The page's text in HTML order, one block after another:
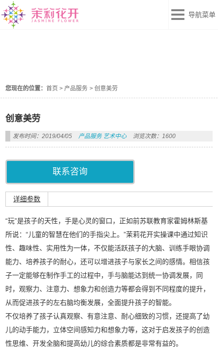
导航菜单
您现在的位置：首页 > 产品服务 >创意美劳
创意美劳
发布时间：2019/04/05 产品服务 艺术中心 浏览次数：1600
联系咨询
详细参数
“玩”是孩子的天性，手是心灵的窗口，正如前苏联教育家霍姆林斯基
所说：“儿童的智慧在他们的手指尖上。”茉莉花开实操课中通过知识
性、趣味性、实用性为一体，不仅能活跃孩子的大脑、训练手眼协调
能力、培养孩子的耐心，还可以增进孩子与家长之间的感情。相信孩
子一定能够在制作手工的过程中，手与脑能达到统一协调发展，同
时，观察力、注意力、想象力和创造力等都会得到不同程度的提升，
从而促进孩子的左右脑均衡发展，全面提升孩子的智能。
不仅培养了孩子认真观察、有意注意、耐心细致的习惯，还提高了幼
儿的动手能力，立体空间感知力和想象力等，这对于启发孩子的创造
性思维、开发全脑和提高幼儿的综合素质都是非常有益的。